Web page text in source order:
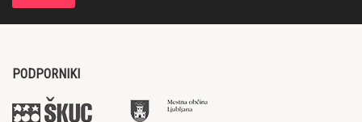
PODPORNIKI